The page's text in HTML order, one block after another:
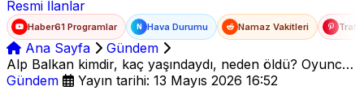
Resmi İlanlar
Haber61 Programlar N Hava Durumu Namaz Vakitleri
Ana Sayfa
Gündem
Alp Balkan kimdir, kaç yaşındaydı, neden öldü? Oyuncu
Alp Balkan hayatını kaybetti!
Gündem Yayın tarihi: 13 Mayıs 2026 16:52